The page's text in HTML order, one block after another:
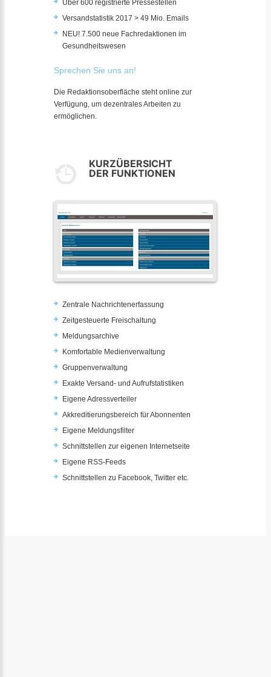
Über 600 registrierte Pressestellen
Versandstatistik 2017 > 49 Mio. Emails
NEU! 7.500 neue Fachredaktionen im
Gesundheitswesen
Sprechen Sie uns an!
Die Redaktionsoberfläche steht online zur
Verfügung, um dezentrales Arbeiten zu
ermöglichen.
KURZÜBERSICHT
DER FUNKTIONEN
Zentrale Nachrichtenerfassung
Zeitgesteuerte Freischaltung
Meldungsarchive
Komfortable Medienverwaltung
Gruppenverwaltung
Exakte Versand- und Aufrufstatistiken
Eigene Adressverteiler
Akkreditierungsbereich für Abonnenten
Eigene Meldungsfilter
Schnittstellen zur eigenen Internetseite
Eigene RSS-Feeds
Schnittstellen zu Facebook, Twitter etc.